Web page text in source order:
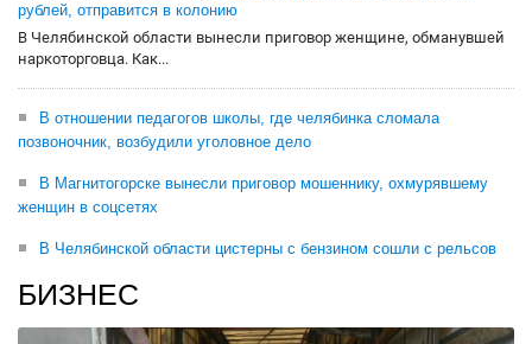
рублей, отправится в колонию
В Челябинской области вынесли приговор женщине, обманувшей
наркоторговца. Как...
В отношении педагогов школы, где челябинка сломала
позвоночник, возбудили уголовное дело
В Магнитогорске вынесли приговор мошеннику, охмурявшему
женщин в соцсетях
В Челябинской области цистерны с бензином сошли с рельсов
БИЗНЕС